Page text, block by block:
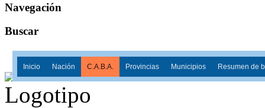
Navegación
Buscar
Inicio Nación C.A.B.A. Provincias Municipios Resumen de